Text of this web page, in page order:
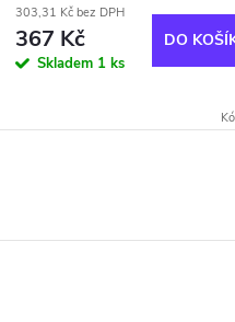
303,31 Kč bez DPH
367 Kč
Skladem 1 ks
DO